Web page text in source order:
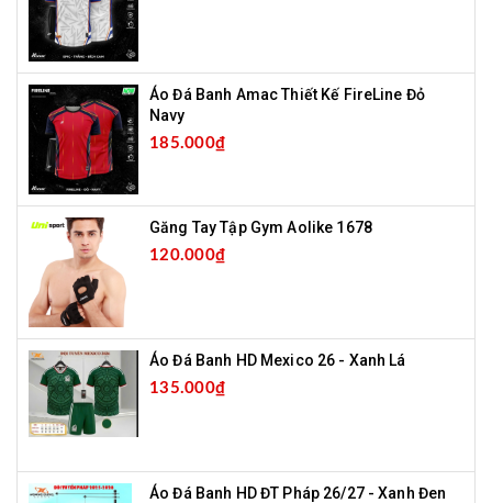
Áo Đá Banh Amac Thiết Kế FireLine Đỏ
Navy
185.000₫
Găng Tay Tập Gym Aolike 1678
120.000₫
Áo Đá Banh HD Mexico 26 - Xanh Lá
135.000₫
Áo Đá Banh HD ĐT Pháp 26/27 - Xanh Đen